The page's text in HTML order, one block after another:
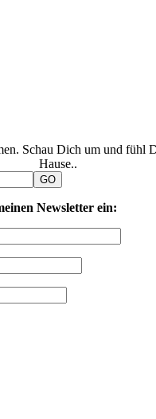
Schau Dich um und fühl
Hause..
Newsletter ein: